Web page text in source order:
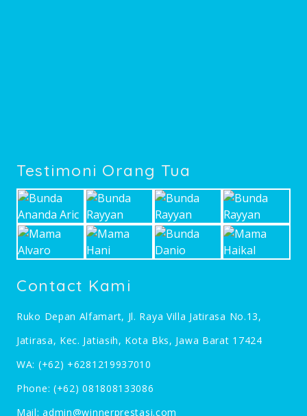
Testimoni Orang Tua
Contact Kami
Ruko Depan Alfamart, Jl. Raya Villa Jatirasa No.13,
Jatirasa, Kec. Jatiasih, Kota Bks, Jawa Barat 17424
WA: (+62) +6281219937010
Phone: (+62) 081808133086
Mail:admin@winnerprestasi.com